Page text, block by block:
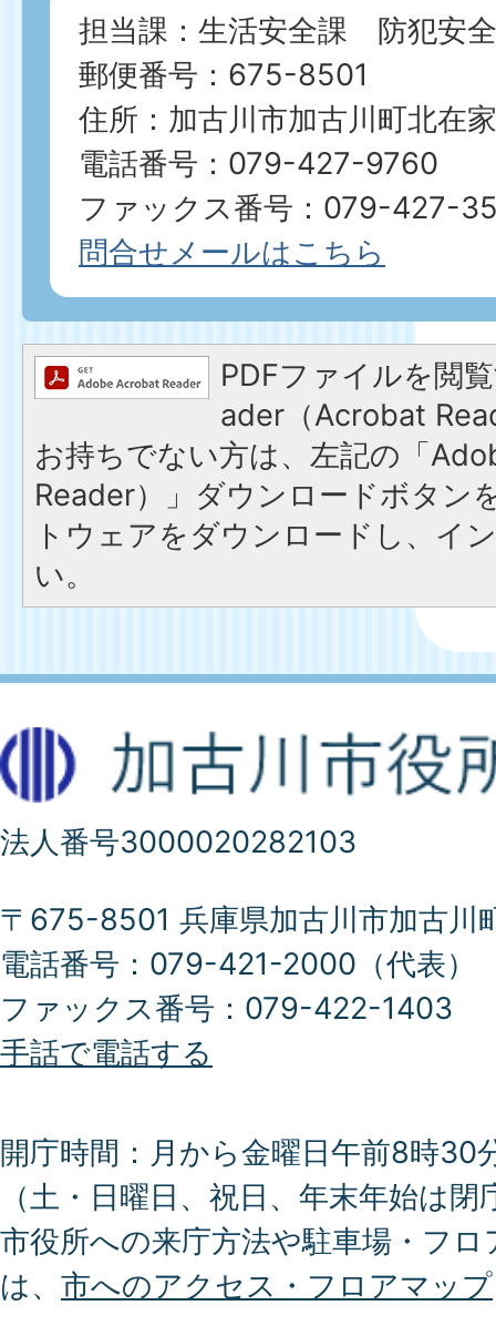
担当課：生活安全課 防犯安
郵便番号：675-8501
住所：加古川市加古川町北在
電話番号：079-427-9760
ファックス番号：079-427-
問合せメールはこちら
PDFファイルを閲
ader（Acrobat
お持ちでない方は、左記の「
Reader）」ダウンロードボタン
トウェアをダウンロードし、イ
い。
法人番号3000020282103
〒675-8501 兵庫県加古川市加古川
電話番号：079-421-2000（代表）
ファックス番号：079-422-1403
手話で電話する
開庁時間：月から金曜日午前8時30
（土・日曜日、祝日、年末年始は閉
市役所への来庁方法や駐車場・フ
は、 市へのアクセス・フロアマップ